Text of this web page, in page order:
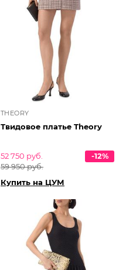
THEORY
Твидовое платье Theory
52 750 руб.
59 950 руб.
-12%
Купить на ЦУМ